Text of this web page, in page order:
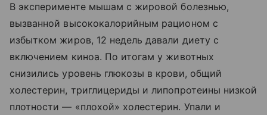
В эксперименте мышам с жировой болезнью,
вызванной высококалорийным рационом с
избытком жиров, 12 недель давали диету с
включением киноа. По итогам у животных
снизились уровень глюкозы в крови, общий
холестерин, триглицериды и липопротеины низкой
плотности — «плохой» холестерин. Упали и